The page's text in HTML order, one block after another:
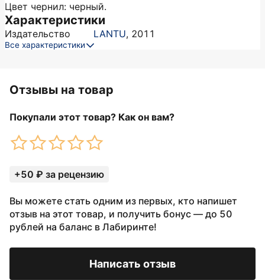
Цвет чернил: черный.
Характеристики
Издательство LANTU, 2011
Все характеристики
Отзывы на товар
Покупали этот товар? Как он вам?
+50 ₽ за рецензию
Вы можете стать одним из первых, кто напишет
отзыв на этот товар, и получить бонус — до 50
рублей на баланс в Лабиринте!
Написать отзыв